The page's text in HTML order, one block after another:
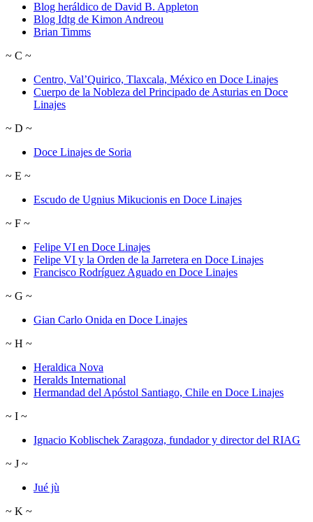
Blog heráldico de David B. Appleton
Blog Idtg de Kimon Andreou
Brian Timms
~ C ~
Centro, Val’Quirico, Tlaxcala, México en Doce Linajes
Cuerpo de la Nobleza del Principado de Asturias en Doce
Linajes
~ D ~
Doce Linajes de Soria
~ E ~
Escudo de Ugnius Mikucionis en Doce Linajes
~ F ~
Felipe VI en Doce Linajes
Felipe VI y la Orden de la Jarretera en Doce Linajes
Francisco Rodríguez Aguado en Doce Linajes
~ G ~
Gian Carlo Onida en Doce Linajes
~ H ~
Heraldica Nova
Heralds International
Hermandad del Apóstol Santiago, Chile en Doce Linajes
~ I ~
Ignacio Koblischek Zaragoza, fundador y director del RIAG
~ J ~
Jué jù
~ K ~